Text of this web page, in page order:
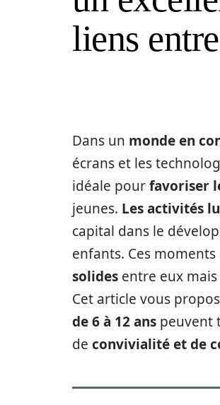
liens
Dans un monde en
écrans et les
idéale pourfavoriser
jeunes. Les activités
capital dans le
enfants. Ces
solides entre eux
Cet article vous
de 6 à 12 ans peuvent
de convivialité et de